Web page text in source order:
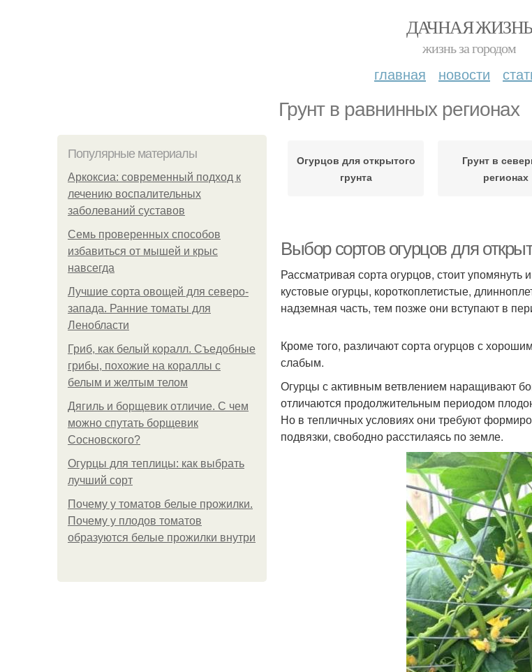
ДАЧНАЯ ЖИЗНЬ
жизнь за городом
главная новости
Грунт в равнинных регионах
Популярные материалы
Аркоксиа: современный подход к
лечению воспалительных
заболеваний суставов
Семь проверенных способов
избавиться от мышей и крыс
навсегда
Лучшие сорта овощей для северо-
запада. Ранние томаты для
Ленобласти
Гриб, как белый коралл. Съедобные
грибы, похожие на кораллы с
белым и желтым телом
Дягиль и борщевик отличие. С чем
можно спутать борщевик
Сосновского?
Огурцы для теплицы: как выбрать
лучший сорт
Почему у томатов белые прожилки.
Почему у плодов томатов
образуются белые прожилки внутри
Огурцов для открытого
грунта
Грунт в
регионах
Выбор сортов огурцов для
Рассматривая сорта огурцов, стоит
кустовые огурцы, короткоплетистые,
надземная часть, тем позже они вступают в
Кроме того, различают сорта огурцов с
слабым.
Огурцы с активным ветвлением наращивают
отличаются продолжительным периодом
Но в тепличных условиях они требуют
подвязки, свободно расстилаясь по земле.